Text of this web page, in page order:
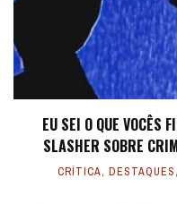
EU SEI O QUE VOCÊS
SLASHER SOBRE
CRÍTICA, DESTAQUES,